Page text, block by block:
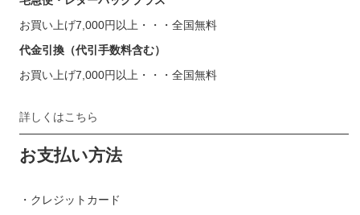
お買い上げ7,000円以上・・・全国無料
代金引換（代引手数料含む）
お買い上げ7,000円以上・・・全国無料
詳しくはこちら
お支払い方法
・クレジットカード